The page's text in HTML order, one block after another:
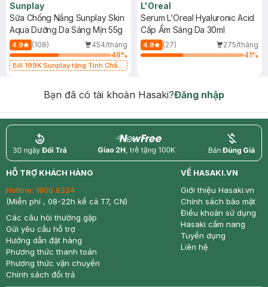
Sunplay
Sữa Chống Nắng Sunplay Skin
Aqua Dưỡng Da Sáng Mịn 55g
4.9 (108)
454/tháng
48%
Bill 199K Sunplay tặng Tinh Chất
L'Oreal
Serum L'Oreal Hyaluronic Acid
Cấp Ẩm Sáng Da 30ml
4.9 (27)
275/tháng
41%
Bạn đã có tài khoản Hasaki?Đăng nhập
return nowfree price
HỖ TRỢ KHÁCH HÀNG
Hotline: 1800 6324
(Miễn phí , 08-22h kể cả T7, CN)
Các câu hỏi thường gặp
Gửi yêu cầu hỗ trợ
Hướng dẫn đặt hàng
Phương thức thanh toán
Phương thức vận chuyển
Chính sách đổi trả
VỀ HASAKI.VN
Giới thiệu Hasaki.vn
Chính sách bảo mật
Điều khoản sử dụng
Hasaki cẩm nang
Tuyển dụng
Liên hệ